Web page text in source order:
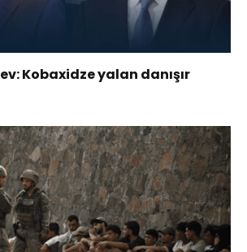
Kobaxidze yalan danışır